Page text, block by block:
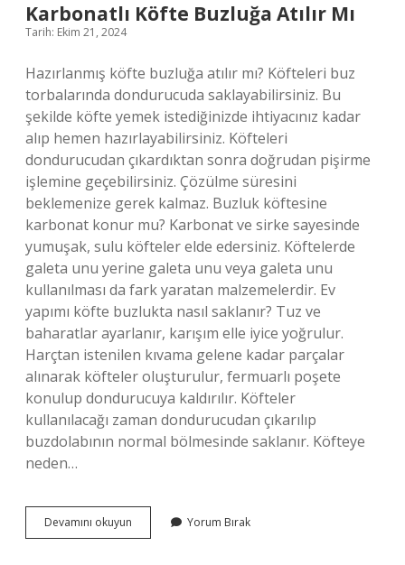
Karbonatlı Köfte Buzluğa Atılır Mı
Tarih: Ekim 21, 2024
Hazırlanmış köfte buzluğa atılır mı? Köfteleri buz
torbalarında dondurucuda saklayabilirsiniz. Bu
şekilde köfte yemek istediğinizde ihtiyacınız kadar
alıp hemen hazırlayabilirsiniz. Köfteleri
dondurucudan çıkardıktan sonra doğrudan pişirme
işlemine geçebilirsiniz. Çözülme süresini
beklemenize gerek kalmaz. Buzluk köftesine
karbonat konur mu? Karbonat ve sirke sayesinde
yumuşak, sulu köfteler elde edersiniz. Köftelerde
galeta unu yerine galeta unu veya galeta unu
kullanılması da fark yaratan malzemelerdir. Ev
yapımı köfte buzlukta nasıl saklanır? Tuz ve
baharatlar ayarlanır, karışım elle iyice yoğrulur.
Harçtan istenilen kıvama gelene kadar parçalar
alınarak köfteler oluşturulur, fermuarlı poşete
konulup dondurucuya kaldırılır. Köfteler
kullanılacağı zaman dondurucudan çıkarılıp
buzdolabının normal bölmesinde saklanır. Köfteye
neden…
Devamını okuyun Karbonatlı
Köfte
Yorum Bırak